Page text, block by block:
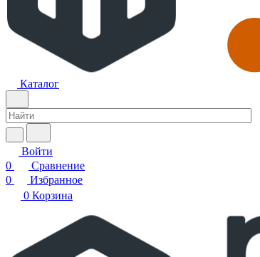
Каталог
Войти
0
Сравнение
0
Избранное
0 Корзина